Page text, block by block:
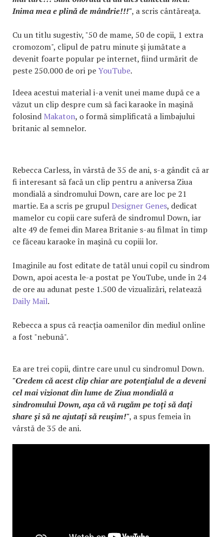
Inima mea e plină de mândrie!!!", a scris cântăreaţa.
Cu un titlu sugestiv, "50 de mame, 50 de copii, 1 extra
cromozom", clipul de patru minute şi jumătate a
devenit foarte popular pe internet, fiind urmărit de
peste 250.000 de ori peYouTube.
Ideea acestui material i-a venit unei mame după ce a
văzut un clip despre cum să faci karaoke în maşină
folosind Makaton, o formă simplificată a limbajului
britanic al semnelor.
Rebecca Carless, în vârstă de 35 de ani, s-a gândit că ar
fi interesant să facă un clip pentru a aniversa Ziua
mondială a sindromului Down, care are loc pe 21
martie. Ea a scris pe grupulDesigner Genes, dedicat
mamelor cu copii care suferă de sindromul Down, iar
alte 49 de femei din Marea Britanie s-au filmat în timp
ce făceau karaoke în maşină cu copiii lor.
Imaginile au fost editate de tatăl unui copil cu sindrom
Down, apoi acesta le-a postat pe YouTube, unde în 24
de ore au adunat peste 1.500 de vizualizări, relatează
Daily Mail.
Rebecca a spus că reacția oamenilor din mediul online
a fost "nebună".
Ea are trei copii, dintre care unul cu sindromul Down.
"Credem că acest clip chiar are potenţialul de a deveni
cel mai vizionat din lume de Ziua mondială a
sindromului Down, aşa că vă rugăm pe toţi să daţi
share şi să ne ajutaţi să reuşim!", a spus femeia în
vârstă de 35 de ani.